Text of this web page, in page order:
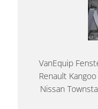
VanEquip
Renault
Nissan